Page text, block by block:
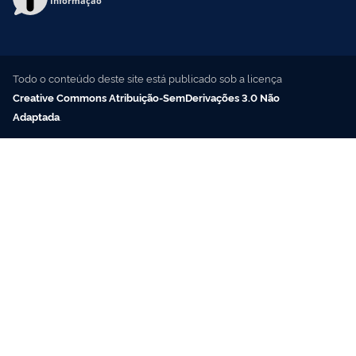
Todo o conteúdo deste site está publicado sob a licença
Creative Commons Atribuição-SemDerivações 3.0 Não
Adaptada